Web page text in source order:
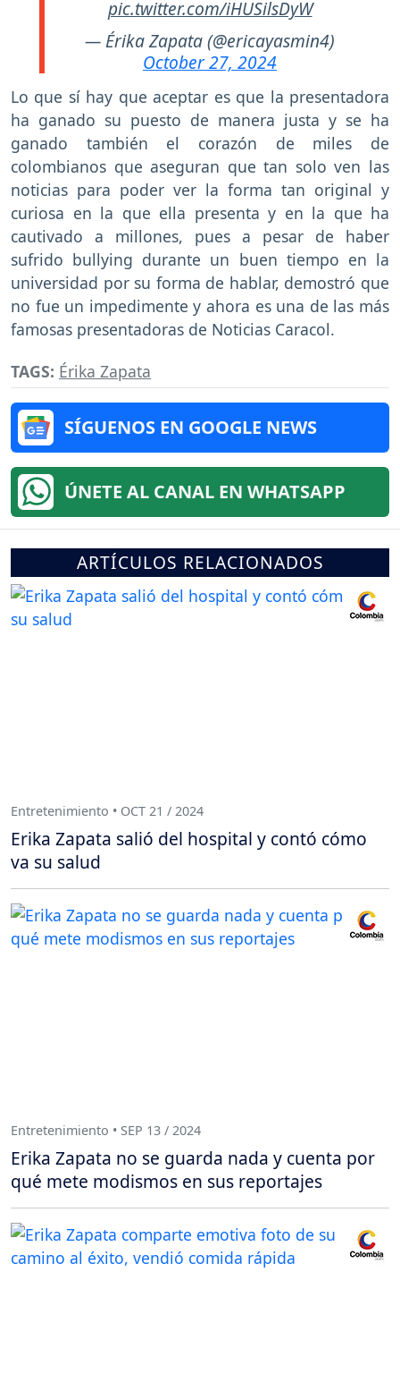
pic.twitter.com/iHUSilsDyW
— Érika Zapata (@ericayasmin4)
October 27, 2024
Lo que sí hay que aceptar es que la presentadora
ha ganado su puesto de manera justa y se ha
ganado también el corazón de miles de
colombianos que aseguran que tan solo ven las
noticias para poder ver la forma tan original y
curiosa en la que ella presenta y en la que ha
cautivado a millones, pues a pesar de haber
sufrido bullying durante un buen tiempo en la
universidad por su forma de hablar, demostró que
no fue un impedimente y ahora es una de las más
famosas presentadoras de Noticias Caracol.
TAGS: Érika Zapata
SÍGUENOS EN GOOGLE NEWS
ÚNETE AL CANAL EN WHATSAPP
ARTÍCULOS RELACIONADOS
Entretenimiento • OCT 21 / 2024
Erika Zapata salió del hospital y contó cómo
va su salud
Entretenimiento • SEP 13 / 2024
Erika Zapata no se guarda nada y cuenta por
qué mete modismos en sus reportajes